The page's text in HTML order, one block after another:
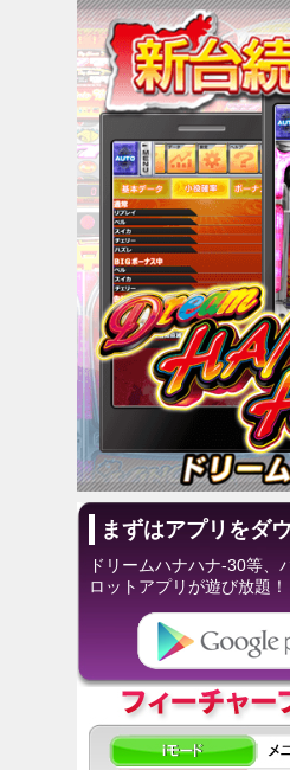
まずはアプリをダ
ドリームハナハナ-30等、
ロットアプリが遊び放題！